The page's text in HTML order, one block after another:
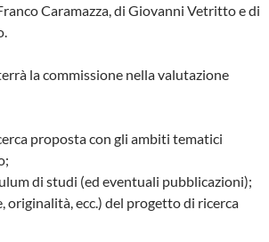
Caramazza, di Giovanni Vetritto e di
la commissione nella valutazione
proposta con gli ambiti tematici
di studi (ed eventuali pubblicazioni);
originalità, ecc.) del progetto di ricerca